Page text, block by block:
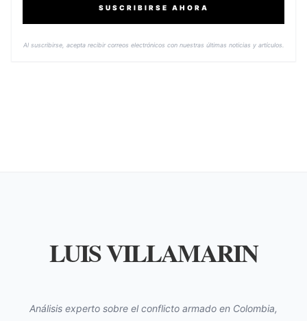
SUSCRIBIRSE AHORA
Al suscribirse, acepta recibir correos electrónicos con nuestras últimas noticias y artículos.
LUIS VILLAMARIN
Análisis experto sobre el conflicto armado en Colombia,